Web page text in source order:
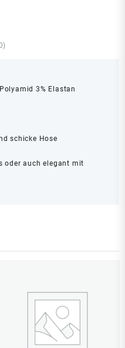
3% Elastan
schicke Hose
oder auch elegant mit